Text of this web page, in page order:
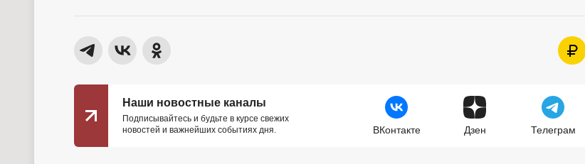
Наши новостные каналы
Подписывайтесь и будьте в курсе свежих
новостей и важнейших событиях дня.
ВКонтакте Дзен Телеграм